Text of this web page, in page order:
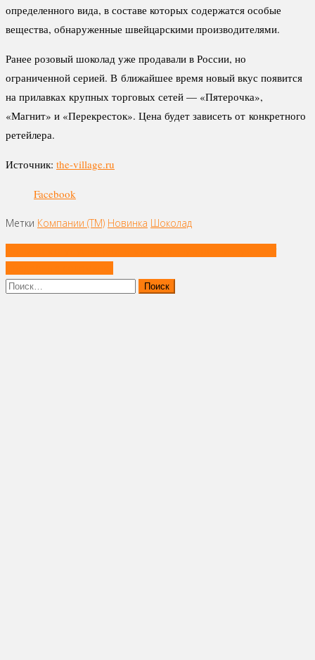
определенного вида, в составе которых содержатся особые
вещества, обнаруженные швейцарскими производителями.
Ранее розовый шоколад уже продавали в России, но
ограниченной серией. В ближайшее время новый вкус появится
на прилавках крупных торговых сетей — «Пятерочка»,
«Магнит» и «Перекресток». Цена будет зависеть от конкретного
ретейлера.
Источник: the-village.ru
Facebook
Метки Компании (ТМ) Новинка Шоколад
записям
Найти: